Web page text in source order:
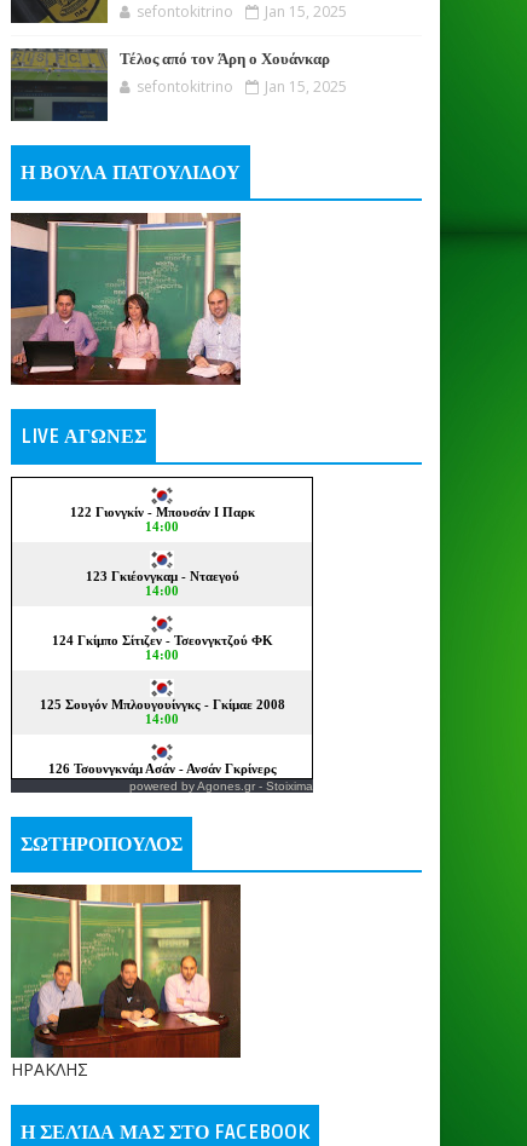
sefontokitrino Jan 15, 2025
Τέλος από τον Άρη ο Χουάνκαρ
sefontokitrino Jan 15, 2025
Η ΒΟΥΛΑ ΠΑΤΟΥΛΙΔΟΥ
LIVE ΑΓΩΝΕΣ
powered byAgones.gr - Stoixima
ΣΩΤΗΡΟΠΟΥΛΟΣ
ΗΡΑΚΛΗΣ
Η ΣΕΛΊΔΑ ΜΑΣ ΣΤΟ FACEBOOK